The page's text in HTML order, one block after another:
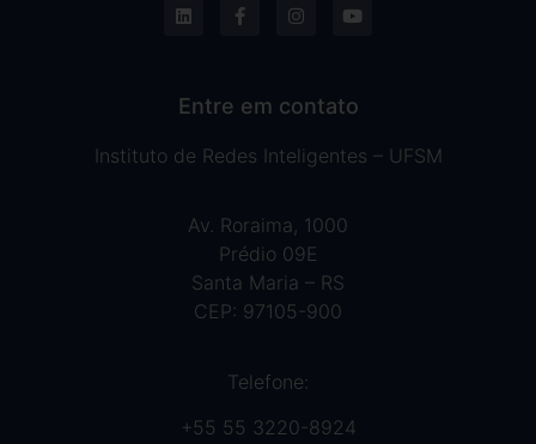
Entre em contato
Instituto de Redes Inteligentes – UFSM
Av. Roraima, 1000
Prédio 09E
Santa Maria – RS
CEP: 97105-900
Telefone:
+55 55 3220-8924